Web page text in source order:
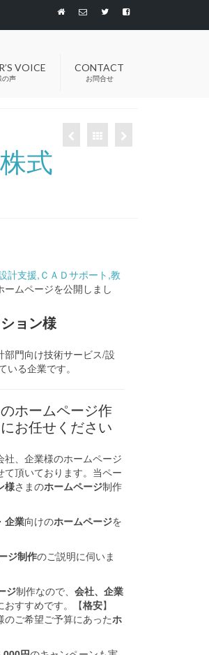
VOICE
の声
CONTACT
お問合せ
式
計支援,ＣＡＤサポート,教
ームページを公開しまし
ョン様
門向け技術サービス/設
る企業です。
ホームページ作
お任せください
社、企業様のホームページ
頂いております。当ペー
様さまのホームページ制作
企業向けのホームページを
ジ制作のご説明に伺いま
ジ制作なので、 会社、企業
おすすめです。【格安】
のご希望ご予算にあったホ